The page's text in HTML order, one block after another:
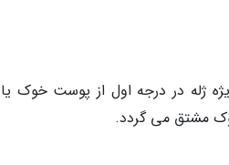
ژله در درجه اول از پوست خوک یا
مشتق می گردد.